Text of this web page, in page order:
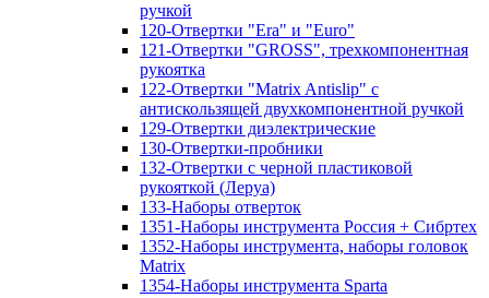
ручкой
120-Отвертки "Era" и "Euro"
121-Отвертки "GROSS", трехкомпонентная
рукоятка
122-Отвертки "Matrix Antislip" с
антискользящей двухкомпонентной ручкой
129-Отвертки диэлектрические
130-Отвертки-пробники
132-Отвертки с черной пластиковой
рукояткой (Леруа)
133-Наборы отверток
1351-Наборы инструмента Россия + Сибртех
1352-Наборы инструмента, наборы головок
Matrix
1354-Наборы инструмента Sparta